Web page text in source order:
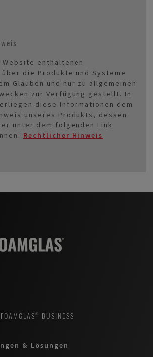
enthaltenen
die Produkte und Systeme
Glauben und nur zu allgemeinen
zur Verfügung gestellt. In
diese Informationen dem
unseres Produkts, dessen
unter dem folgenden Link
Rechtlicher Hinweis
BUSINESS
& Lösungen